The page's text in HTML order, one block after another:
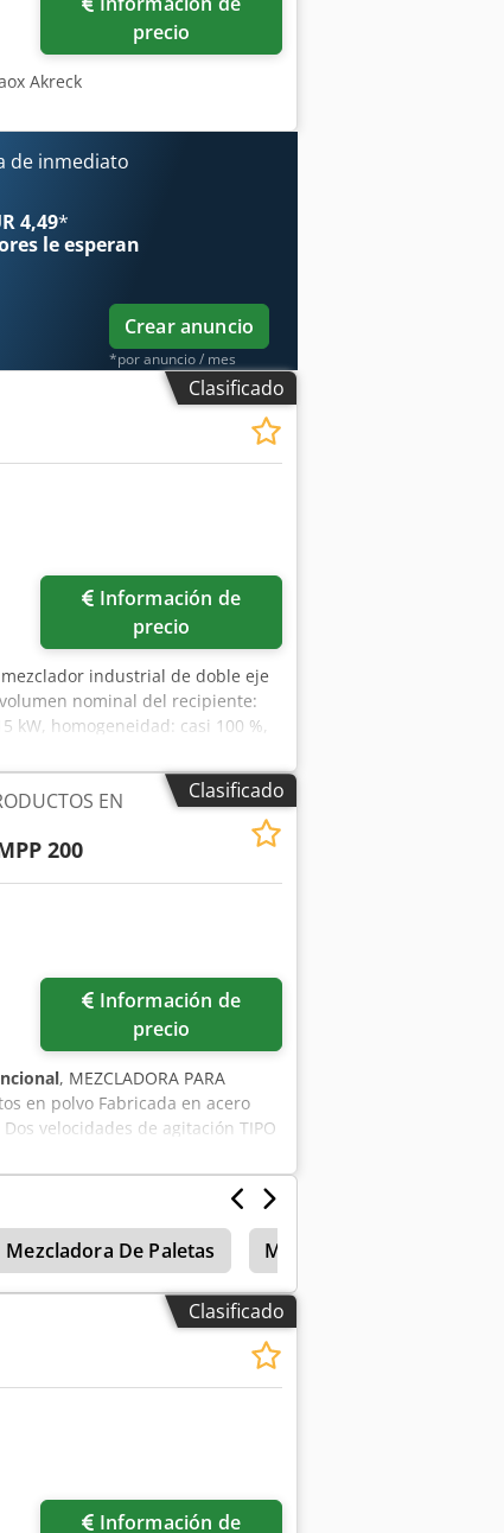
precio
Akreck
de inmediato
4,49*
le esperan
Crear anuncio
*por anuncio / mes
Clasificado
precio
industrial de doble eje
nominal del recipiente:
kW, homogeneidad: casi 100 %,
1500 mm, peso: aprox. 1550 kg.
Es posible realizar una
Clasificado
EN
200
precio
, MEZCLADORA PARA
en polvo Fabricada en acero
velocidades de agitación TIPO
TOTAL – 250 L
Mezcladora De Paletas Mezcladora
Clasificado